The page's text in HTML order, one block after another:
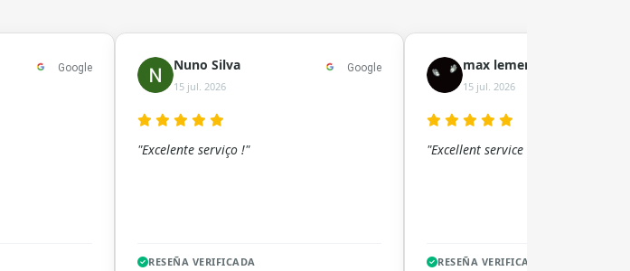
Google Nuno Silva
15 jul. 2026
Google
"Excelente serviço !"
RESEÑA VERIFICADA
max lement
15 jul. 2026
"Excellent service !!"
RESEÑA VERIFICADA